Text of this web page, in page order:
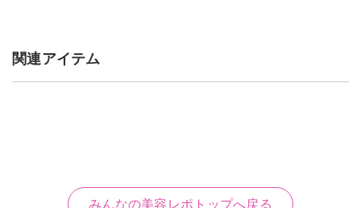
関連アイテム
みんなの美容レポトップへ戻る